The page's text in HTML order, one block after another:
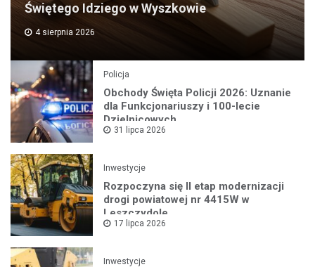
Świętego Idziego w Wyszkowie
4 sierpnia 2026
Policja
Obchody Święta Policji 2026: Uznanie
dla Funkcjonariuszy i 100-lecie
Dzielnicowych
31 lipca 2026
Inwestycje
Rozpoczyna się II etap modernizacji
drogi powiatowej nr 4415W w
Leszczydole
17 lipca 2026
Inwestycje